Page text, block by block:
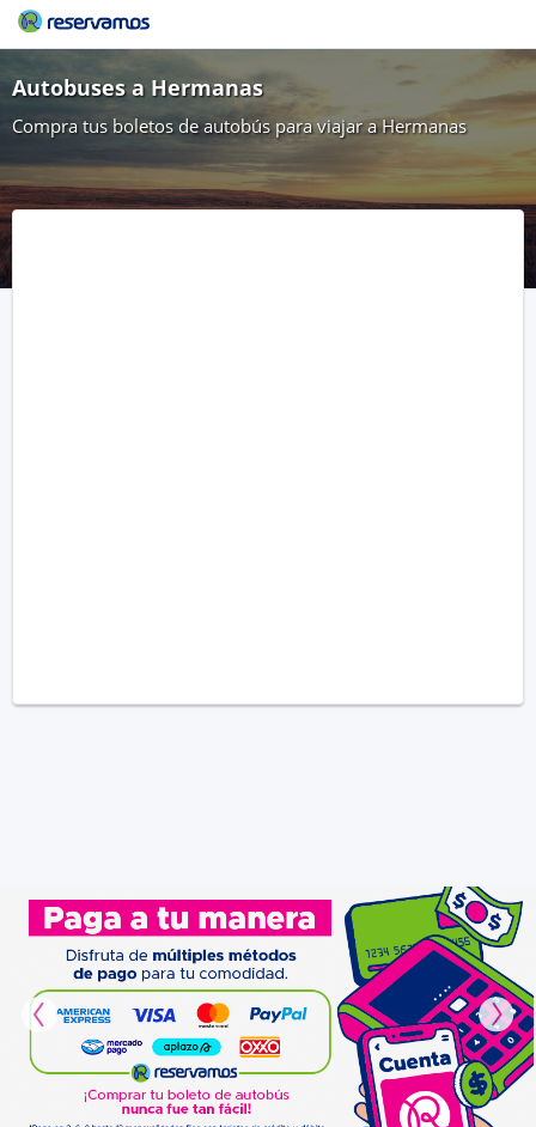
Autobuses a Hermanas
Compra tus boletos de autobús para viajar a Hermanas